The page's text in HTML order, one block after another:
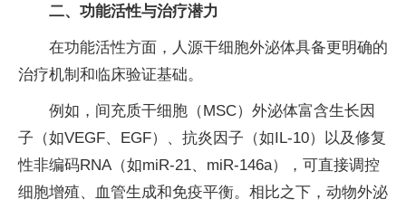
二、功能活性与治疗潜力
在功能活性方面，人源干细胞外泌体具备更明确的
治疗机制和临床验证基础。
例如，间充质干细胞（MSC）外泌体富含生长因
子（如VEGF、EGF）、抗炎因子（如IL-10）以及修复
性非编码RNA（如miR-21、miR-146a），可直接调控
细胞增殖、血管生成和免疫平衡。相比之下，动物外泌